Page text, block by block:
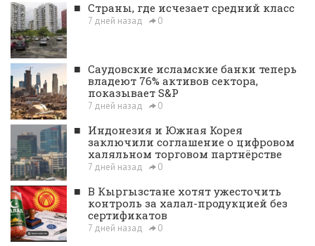
■ Страны, где исчезает средний класс
7 дней назад 0
■ Саудовские исламские банки теперь
владеют 76% активов сектора,
показывает S&P
7 дней назад 0
■ Индонезия и Южная Корея
заключили соглашение о цифровом
халяльном торговом партнёрстве
7 дней назад 0
■ В Кыргызстане хотят ужесточить
контроль за халал-продукцией без
сертификатов
7 дней назад 0